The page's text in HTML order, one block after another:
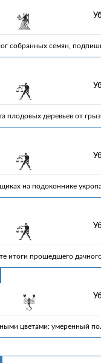
собранных семян,
плодовых деревьев от
на подоконнике
итоги прошедшего
цветами: умеренный